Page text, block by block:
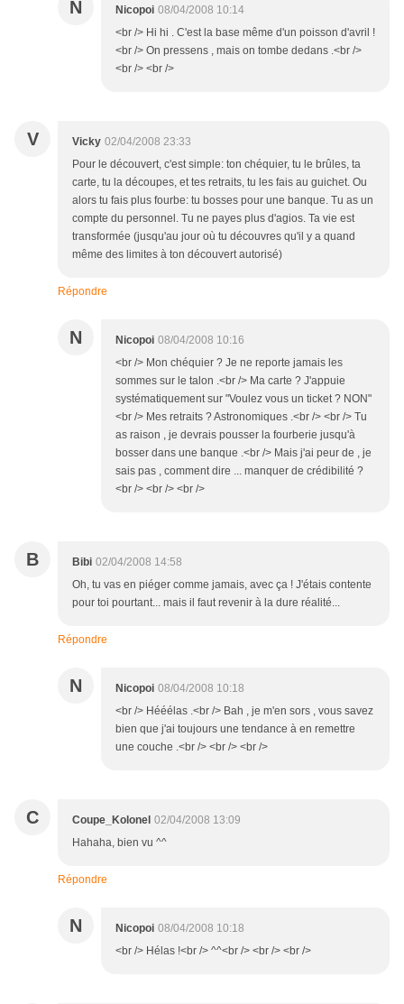
N Nicopoi 08/04/2008 10:14
<br /> Hi hi . C'est la base même d'un poisson d'avril !
<br /> On pressens , mais on tombe dedans .<br />
<br /> <br />
V Vicky 02/04/2008 23:33
Pour le découvert, c'est simple: ton chéquier, tu le brûles, ta
carte, tu la découpes, et tes retraits, tu les fais au guichet. Ou
alors tu fais plus fourbe: tu bosses pour une banque. Tu as un
compte du personnel. Tu ne payes plus d'agios. Ta vie est
transformée (jusqu'au jour où tu découvres qu'il y a quand
même des limites à ton découvert autorisé)
Répondre
N Nicopoi 08/04/2008 10:16
<br /> Mon chéquier ? Je ne reporte jamais les
sommes sur le talon .<br /> Ma carte ? J'appuie
systématiquement sur "Voulez vous un ticket ? NON"
<br /> Mes retraits ? Astronomiques .<br /> <br /> Tu
as raison , je devrais pousser la fourberie jusqu'à
bosser dans une banque .<br /> Mais j'ai peur de , je
sais pas , comment dire ... manquer de crédibilité ?
<br /> <br /> <br />
B Bibi 02/04/2008 14:58
Oh, tu vas en piéger comme jamais, avec ça ! J'étais contente
pour toi pourtant... mais il faut revenir à la dure réalité...
Répondre
N Nicopoi 08/04/2008 10:18
<br /> Hééélas .<br /> Bah , je m'en sors , vous savez
bien que j'ai toujours une tendance à en remettre
une couche .<br /> <br /> <br />
C Coupe_Kolonel 02/04/2008 13:09
Hahaha, bien vu ^^
Répondre
N Nicopoi 08/04/2008 10:18
<br /> Hélas !<br /> ^^<br /> <br /> <br />